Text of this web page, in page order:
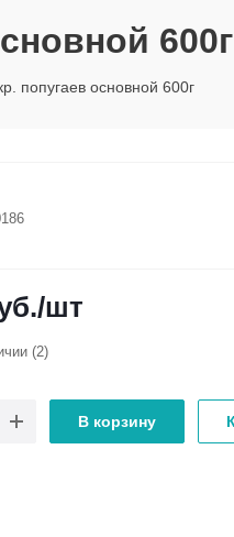
600г
попугаев основной 600г
/шт
(2)
В корзину